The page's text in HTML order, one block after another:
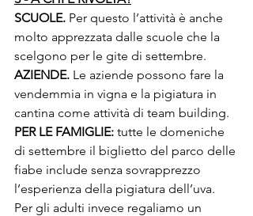
SCUOLE. Per questo l’attività è anche
molto apprezzata dalle scuole che la
scelgono per le gite di settembre.
AZIENDE. Le aziende possono fare la
vendemmia in vigna e la pigiatura in
cantina come attività di team building.
PER LE FAMIGLIE: tutte le domeniche
di settembre il biglietto del parco delle
fiabe include senza sovrapprezzo
l’esperienza della pigiatura dell’uva.
Per gli adulti invece regaliamo un